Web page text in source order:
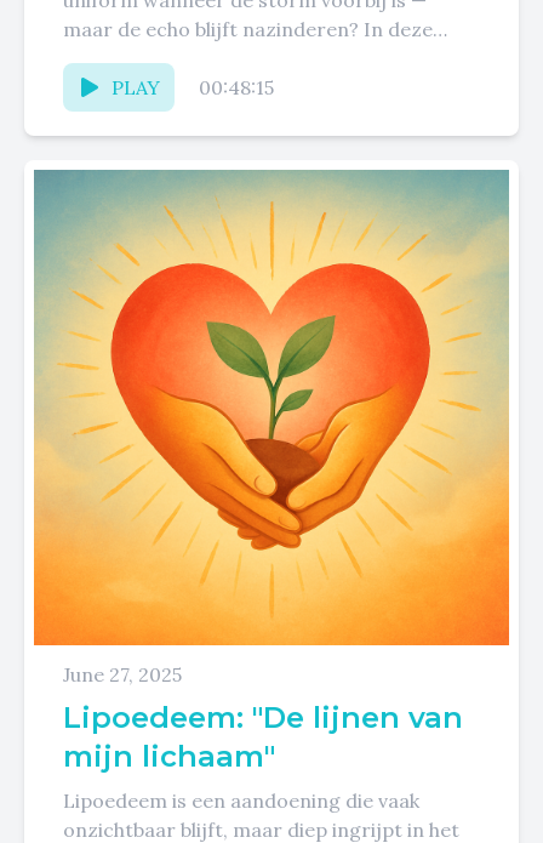
maar de echo blijft nazinderen? In deze
aflevering van...
PLAY
00:48:15
June 27, 2025
Lipoedeem: "De lijnen van
mijn lichaam"
Lipoedeem is een aandoening die vaak
onzichtbaar blijft, maar diep ingrijpt in het